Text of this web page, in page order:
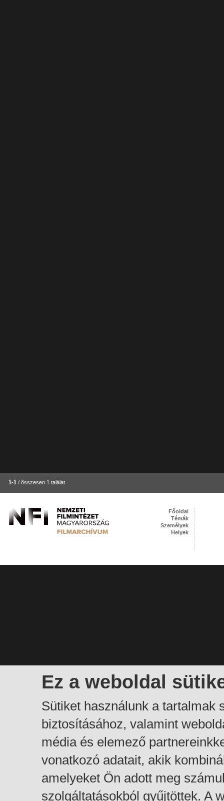
1-1 / összesen 1 találat
Ez a weboldal
Sütiket használunk a tartalmak
biztosításához, valamint
média és elemező
vonatkozó adatait, akik
amelyeket Ön adott meg
szolgáltatásokból gyűjtöttek. A
Főoldal
Témák
Személyek
Helyek